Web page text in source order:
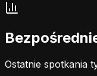
Ostatnie spotkania